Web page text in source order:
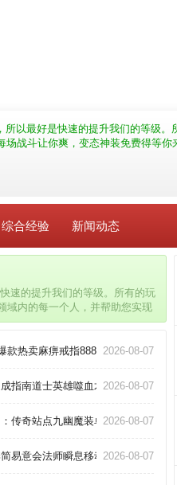
以最好是快速的提升我们的等级
战斗让你爽，变态神装免费得等你
综合经验 新闻动态
速的提升我们的等级。所有的玩
域内的每一个人，并帮助您实现
款热卖麻痹戒指888！2026-08-07
指南道士英雄噬血术？2026-08-07
传奇站点九幽魔装单挑暗之魔龙教主
2026-08-07
易意会法师瞬息移动！2026-08-07